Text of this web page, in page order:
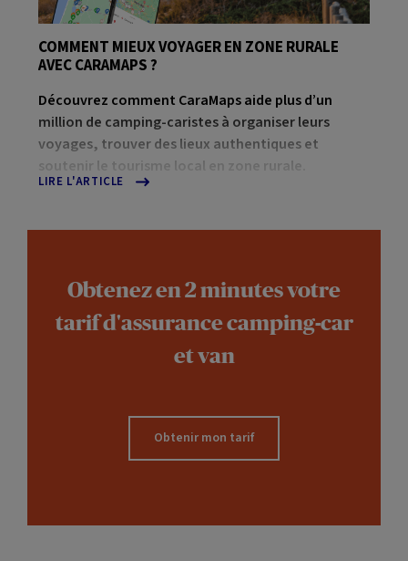
COMMENT MIEUX VOYAGER EN ZONE RURALE
AVEC CARAMAPS ?
Découvrez comment CaraMaps aide plus d’un
million de camping-caristes à organiser leurs
voyages, trouver des lieux authentiques et
soutenir le tourisme local en zone rurale.
LIRE L'ARTICLE
Obtenez en 2 minutes votre
tarif d'assurance camping-car
et van
Obtenir mon tarif